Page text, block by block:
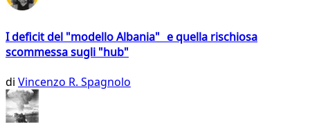
I deficit del "modello Albania" e quella rischiosa
scommessa sugli "hub"
di Vincenzo R. Spagnolo